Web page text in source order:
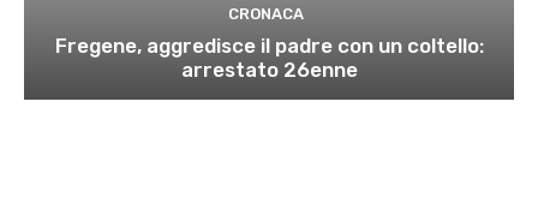
CRONACA
Fregene, aggredisce il padre con un coltello:
arrestato 26enne